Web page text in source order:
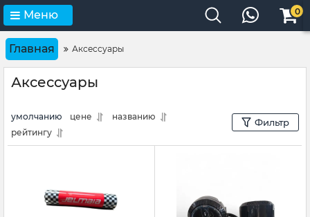
Меню 0
Главная Аксессуары
Аксессуары
умолчанию цене
названию
рейтингу
Фильтр